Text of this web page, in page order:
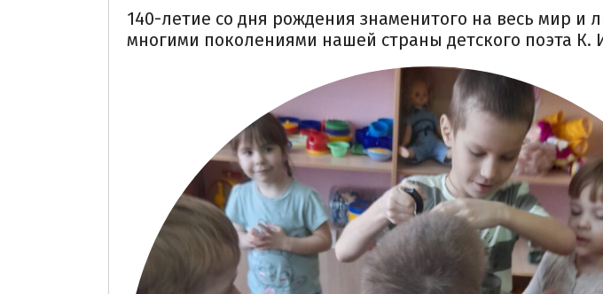
140-летие со дня рождения знаменитого на весь мир и
многими поколениями нашей страны детского поэта К.